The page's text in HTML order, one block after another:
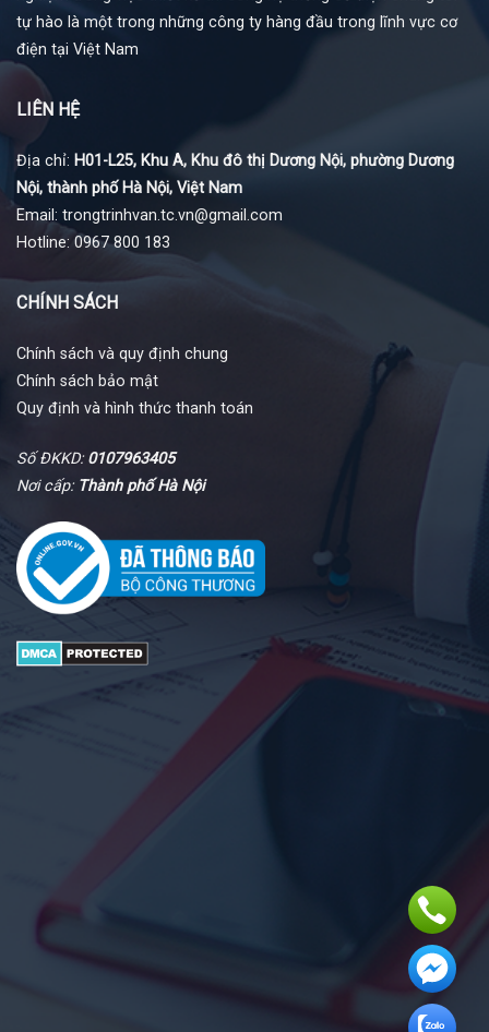
tự hào là một trong những công ty hàng đầu trong lĩnh vực cơ
điện tại Việt Nam
LIÊN HỆ
Địa chỉ: H01-L25, Khu A, Khu đô thị Dương Nội, phường Dương
Nội, thành phố Hà Nội, Việt Nam
Email: trongtrinhvan.tc.vn@gmail.com
Hotline: 0967 800 183
CHÍNH SÁCH
Chính sách và quy định chung
Chính sách bảo mật
Quy định và hình thức thanh toán
Số ĐKKD:0107963405
Nơi cấp: Thành phố Hà Nội